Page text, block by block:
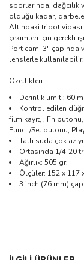
sporlarında,
olduğu kadar,
Altındaki tripot vidası
çekimleri için gerekli
Port camı 3"
lenslerle kullanılabilir.
Özellikleri:
Derinlik limiti: 60
Kontrol edilen
film kayıt, , Fn
Func../Set butonu,
Tatlı suda çok az
Ortasında 1/4-20
Ağırlık: 505 gr.
Ölçüler: 152 x 117
3 inch (76 mm)
Bu ürünün fiyat